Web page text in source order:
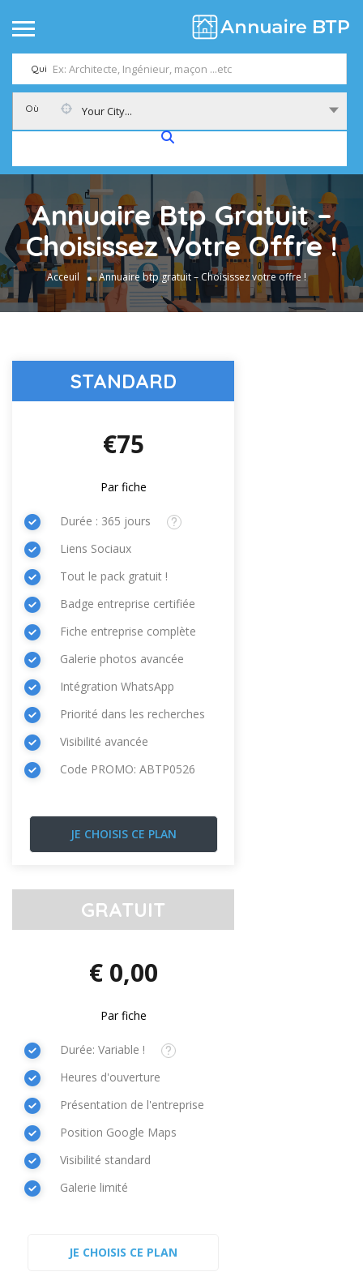
Qui
Où Your City...
Annuaire Btp Gratuit –
Choisissez Votre Offre !
Acceuil Annuaire btp gratuit – Choisissez votre offre !
STANDARD
€75
Par fiche
Durée : 365 jours
Liens Sociaux
Tout le pack gratuit !
Badge entreprise certifiée
Fiche entreprise complète
Galerie photos avancée
Intégration WhatsApp
Priorité dans les recherches
Visibilité avancée
Code PROMO: ABTP0526
GRATUIT
€ 0,00
Par fiche
Durée: Variable !
Heures d'ouverture
Présentation de l'entreprise
Position Google Maps
Visibilité standard
Galerie limité